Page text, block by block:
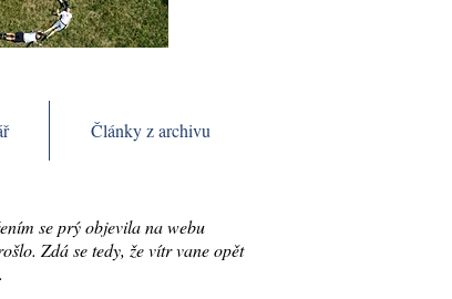
Články z archivu
se prý objevila na webu
Zdá se tedy, že vítr vane opět